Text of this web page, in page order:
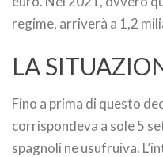
regime, arriverà a 1,2
LA
Fino a prima di questo
corrispondeva a sole 5
spagnoli ne usufruiva.